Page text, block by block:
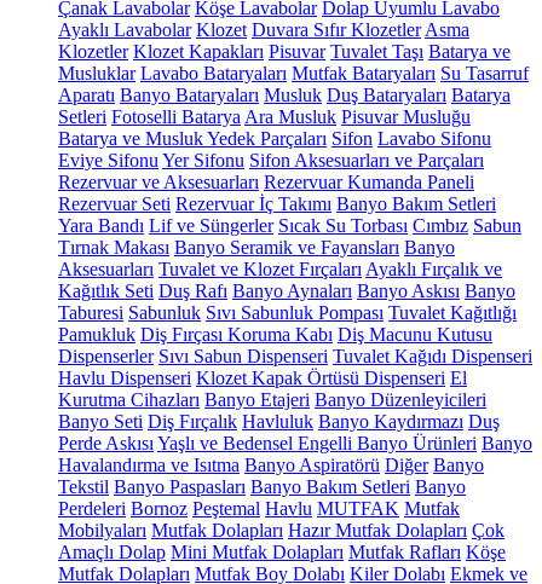
Çanak Lavabolar Köşe Lavabolar Dolap Uyumlu Lavabo
Ayaklı Lavabolar Klozet Duvara Sıfır Klozetler Asma
Klozetler Klozet Kapakları Pisuvar Tuvalet Taşı Batarya ve
Musluklar Lavabo Bataryaları Mutfak Bataryaları Su Tasarruf
Aparatı Banyo Bataryaları Musluk Duş Bataryaları Batarya
Setleri Fotoselli Batarya Ara Musluk Pisuvar Musluğu
Batarya ve Musluk Yedek Parçaları Sifon Lavabo Sifonu
Eviye Sifonu Yer Sifonu Sifon Aksesuarları ve Parçaları
Rezervuar ve Aksesuarları Rezervuar Kumanda Paneli
Rezervuar Seti Rezervuar İç Takımı Banyo Bakım Setleri
Yara Bandı Lif ve Süngerler Sıcak Su Torbası Cımbız Sabun
Tırnak Makası Banyo Seramik ve Fayansları Banyo
Aksesuarları Tuvalet ve Klozet Fırçaları Ayaklı Fırçalık ve
Kağıtlık Seti Duş Rafı Banyo Aynaları Banyo Askısı Banyo
Taburesi Sabunluk Sıvı Sabunluk Pompası Tuvalet Kağıtlığı
Pamukluk Diş Fırçası Koruma Kabı Diş Macunu Kutusu
Dispenserler Sıvı Sabun Dispenseri Tuvalet Kağıdı Dispenseri
Havlu Dispenseri Klozet Kapak Örtüsü Dispenseri El
Kurutma Cihazları Banyo Etajeri Banyo Düzenleyicileri
Banyo Seti Diş Fırçalık Havluluk Banyo Kaydırmazı Duş
Perde Askısı Yaşlı ve Bedensel Engelli Banyo Ürünleri Banyo
Havalandırma ve Isıtma Banyo Aspiratörü Diğer Banyo
Tekstil Banyo Paspasları Banyo Bakım Setleri Banyo
Perdeleri Bornoz Peştemal Havlu MUTFAK Mutfak
Mobilyaları Mutfak Dolapları Hazır Mutfak Dolapları Çok
Amaçlı Dolap Mini Mutfak Dolapları Mutfak Rafları Köşe
Mutfak Dolapları Mutfak Boy Dolabı Kiler Dolabı Ekmek ve